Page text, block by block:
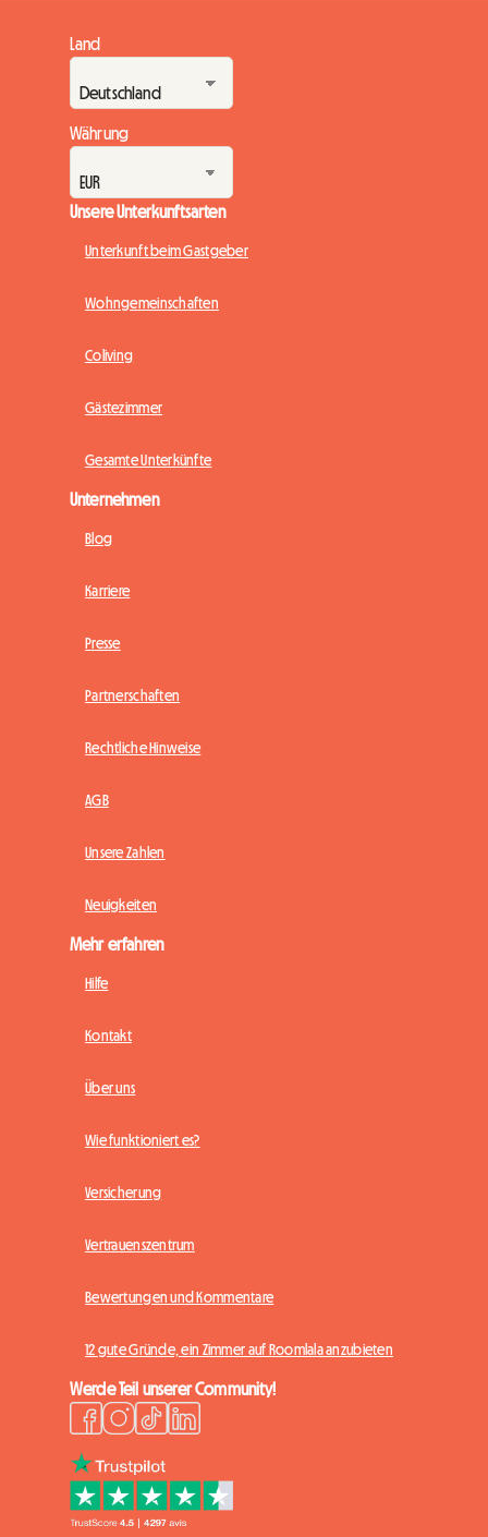
Land
Währung
Unsere Unterkunftsarten
Unterkunft beim Gastgeber
Wohngemeinschaften
Coliving
Gästezimmer
Gesamte Unterkünfte
Unternehmen
Blog
Karriere
Presse
Partnerschaften
Rechtliche Hinweise
AGB
Unsere Zahlen
Neuigkeiten
Mehr erfahren
Hilfe
Kontakt
Über uns
Wie funktioniert es?
Versicherung
Vertrauenszentrum
Bewertungen und Kommentare
12 gute Gründe, ein Zimmer auf Roomlala anzubieten
Werde Teil unserer Community!